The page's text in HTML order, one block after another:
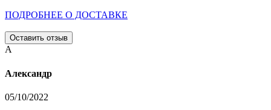
ПОДРОБНЕЕ О ДОСТАВКЕ
Оставить отзыв
А
Александр
05/10/2022